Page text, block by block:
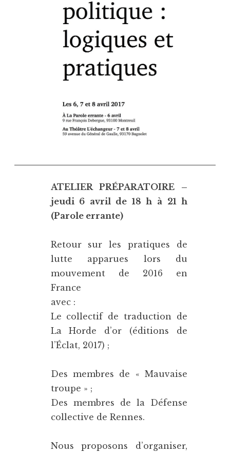
ATELIER PRÉPARATOIRE –
jeudi 6 avril de 18 h à 21 h
(Parole errante)
Retour sur les pratiques de
lutte apparues lors du
mouvement de 2016 en
France
avec :
Le collectif de traduction de
La Horde d’or (éditions de
l’Éclat, 2017) ;
Des membres de « Mauvaise
troupe » ;
Des membres de la Défense
collective de Rennes.
Nous proposons d’organiser,